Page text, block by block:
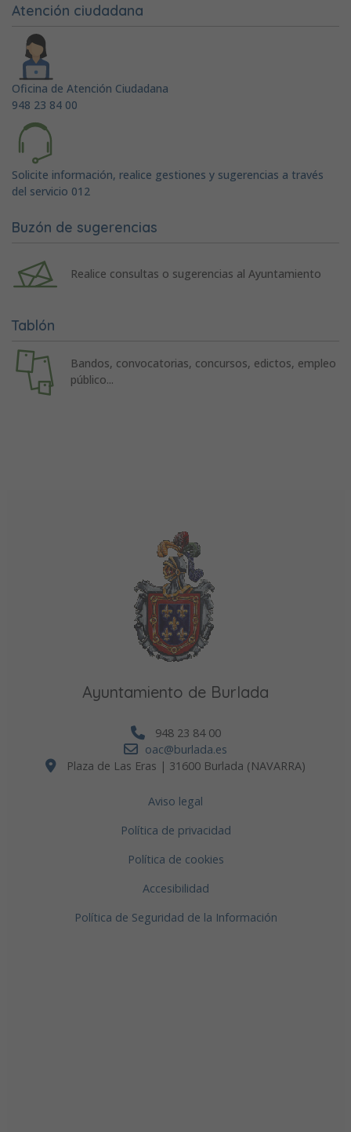
Atención ciudadana
Oficina de Atención Ciudadana
948 23 84 00
Solicite información, realice gestiones y sugerencias a través
del servicio 012
Buzón de sugerencias
Realice consultas o sugerencias al Ayuntamiento
Tablón
Bandos, convocatorias, concursos, edictos, empleo
público...
Ayuntamiento de Burlada
948 23 84 00
oac@burlada.es
Plaza de Las Eras | 31600 Burlada (NAVARRA)
Aviso legal
Política de privacidad
Política de cookies
Accesibilidad
Política de Seguridad de la Información